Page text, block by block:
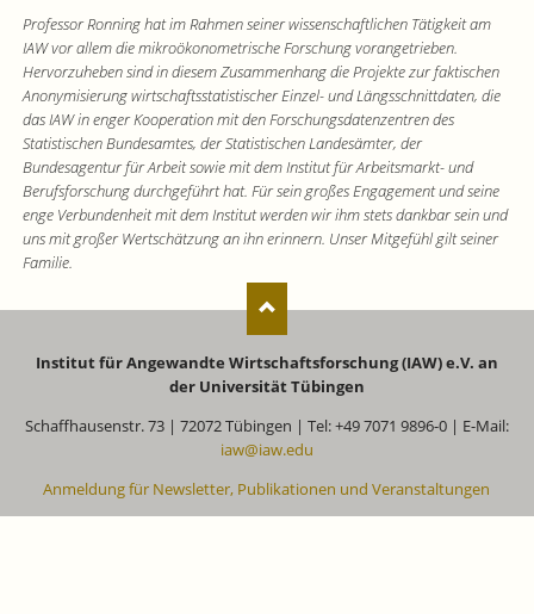
Professor Ronning hat im Rahmen seiner wissenschaftlichen Tätigkeit am
IAW vor allem die mikroökonometrische Forschung vorangetrieben.
Hervorzuheben sind in diesem Zusammenhang die Projekte zur faktischen
Anonymisierung wirtschaftsstatistischer Einzel- und Längsschnittdaten, die
das IAW in enger Kooperation mit den Forschungsdatenzentren des
Statistischen Bundesamtes, der Statistischen Landesämter, der
Bundesagentur für Arbeit sowie mit dem Institut für Arbeitsmarkt- und
Berufsforschung durchgeführt hat. Für sein großes Engagement und seine
enge Verbundenheit mit dem Institut werden wir ihm stets dankbar sein und
uns mit großer Wertschätzung an ihn erinnern. Unser Mitgefühl gilt seiner
Familie.
Institut für Angewandte Wirtschaftsforschung (IAW) e.V. an
der Universität Tübingen
Schaffhausenstr. 73 | 72072 Tübingen | Tel: +49 7071 9896-0 | E-Mail:
iaw@iaw.edu
Anmeldung für Newsletter, Publikationen und Veranstaltungen